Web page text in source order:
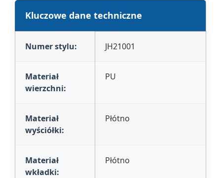
Kluczowe dane techniczne
Numer stylu: JH21001
Materiał
wierzchni:
PU
Materiał
wyściółki:
Płótno
Materiał
wkładki:
Płótno